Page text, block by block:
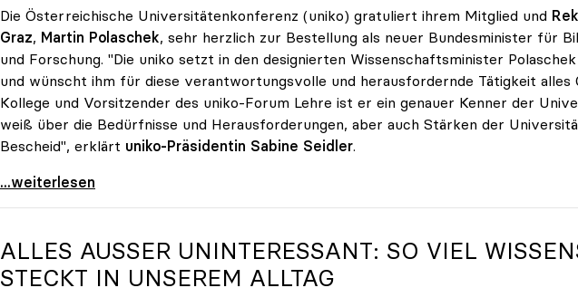
Die Österreichische Universitätenkonferenz (uniko) gratuliert ihrem Mitglied und
Graz, Martin Polaschek, sehr herzlich zur Bestellung als neuer Bundesminister für
und Forschung. "Die uniko setzt in den designierten Wissenschaftsminister
und wünscht ihm für diese verantwortungsvolle und herausfordernde Tätigkeit alles
Kollege und Vorsitzender des uniko-Forum Lehre ist er ein genauer Kenner der
weiß über die Bedürfnisse und Herausforderungen, aber auch Stärken der
Bescheid", erklärt uniko-Präsidentin Sabine Seidler.
uniko gratuliert Martin Polaschek zur Bestellung
...weiterlesen
ALLES AUSSER UNINTERESSANT: SO VIEL
TECKT IN UNSEREM ALLTAG